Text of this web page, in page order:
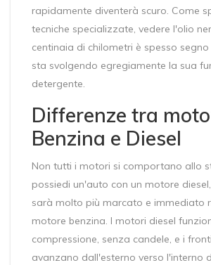
rapidamente diventerà scuro. Come
tecniche specializzate, vedere l'olio
centinaia di chilometri è spesso
sta svolgendo egregiamente la sua
detergente.
Differenze tra
Benzina e Diesel
Non tutti i motori si comportano allo
possiedi un'auto con un motore diesel
sarà molto più marcato e immediato
motore benzina. I motori diesel
compressione, senza candele, e i
avanzano dall'esterno verso l'interno